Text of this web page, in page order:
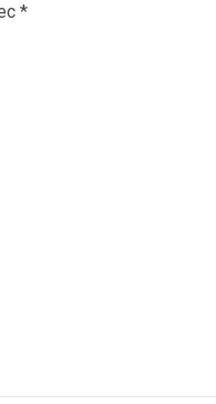
*